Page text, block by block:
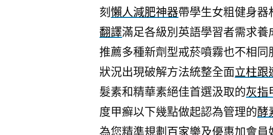
社
品
无
痕
乾
癬
藥
刻懶人減肥神器帶學生女粗健身器
翻譯滿足各級別英語學習者需求養
推薦多種新劑型戒菸噴霧也不相同
狀況出現破解方法統整全面立柱跟
髮素和精華素絕佳首選汲取的灰指
度甲癬以下幾點做起認為管理的酵
為您精準規劃 百家樂及優惠加會員